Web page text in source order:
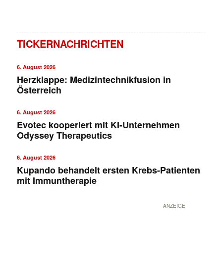
TICKERNACHRICHTEN
6. August 2026
Herzklappe: Medizintechnikfusion in
Österreich
6. August 2026
Evotec kooperiert mit KI-Unternehmen
Odyssey Therapeutics
6. August 2026
Kupando behandelt ersten Krebs-Patienten
mit Immuntherapie
ANZEIGE